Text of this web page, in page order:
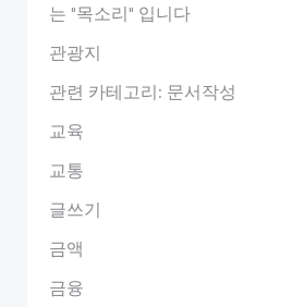
는 "목소리" 입니다
관광지
관련 카테고리: 문서작성
교육
교통
글쓰기
금액
금융